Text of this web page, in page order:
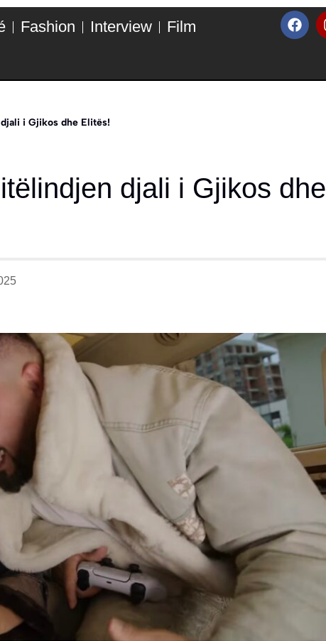
Fashion Interview
Film
i Gjikos dhe Elitës!
djali i Gjikos dhe